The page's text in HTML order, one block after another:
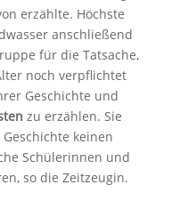
erzählte. Höchste
anschließend
für die Tatsache,
noch verpflichtet
Geschichte und
zu erzählen. Sie
keinen
Schülerinnen und
so die Zeitzeugin.